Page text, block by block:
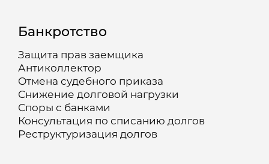
Банкротство
Защита прав заемщика
Антиколлектор
Отмена судебного приказа
Снижение долговой нагрузки
Споры с банками
Консультация по списанию долгов
Реструктуризация долгов